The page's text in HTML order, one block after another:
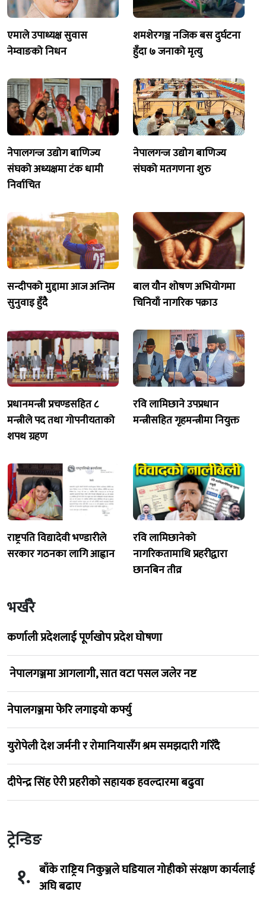
एमाले उपाध्यक्ष सुवास
नेम्वाङको निधन
शमशेरगञ्ज नजिक बस दुर्घटना
हुँदा ७ जनाको मृत्यु
नेपालगन्ज उद्योग बाणिज्य
संघको अध्यक्षमा टंक धामी
निर्वाचित
नेपालगन्ज उद्योग बाणिज्य
संघको मतगणना शुरु
सन्दीपको मुद्दामा आज अन्तिम
सुनुवाइ हुँदै
बाल यौन शोषण अभियोगमा
चिनियाँ नागरिक पक्राउ
प्रधानमन्त्री प्रचण्डसहित ८
मन्त्रीले पद तथा गोपनीयताको
शपथ ग्रहण
रवि लामिछाने उपप्रधान
मन्त्रीसहित गृहमन्त्रीमा नियुक्त
राष्ट्रपति विद्यादेवी भण्डारीले
सरकार गठनका लागि आह्वान
रवि लामिछानेको
नागरिकतामाथि प्रहरीद्वारा
छानबिन तीव्र
भर्खरै
कर्णाली प्रदेशलाई पूर्णखोप प्रदेश घोषणा
नेपालगञ्जमा आगलागी, सात वटा पसल जलेर नष्ट
नेपालगञ्जमा फेरि लगाइयो कर्फ्यु
युरोपेली देश जर्मनी र रोमानियासँग श्रम समझदारी गरिँदै
दीपेन्द्र सिंह ऐरी प्रहरीको सहायक हवल्दारमा बढुवा
ट्रेन्डिङ
१. बाँके राष्ट्रिय निकुञ्जले घडियाल गोहीको संरक्षण कार्यलाई
अघि बढाए